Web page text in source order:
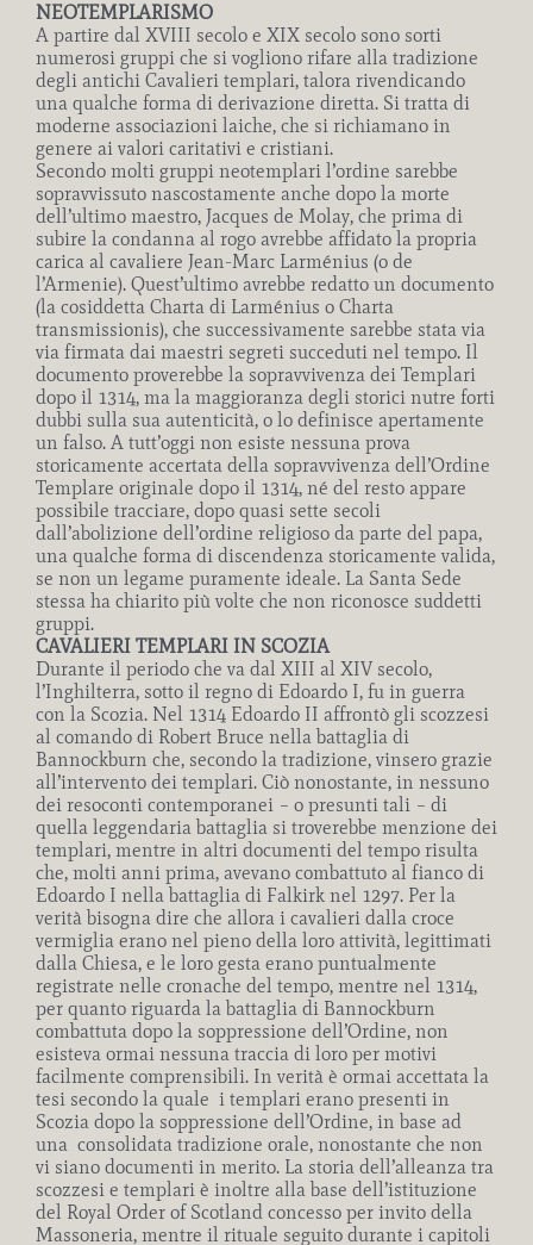
NEOTEMPLARISMO
A partire dal XVIII secolo e XIX secolo sono sorti
numerosi gruppi che si vogliono rifare alla tradizione
degli antichi Cavalieri templari, talora rivendicando
una qualche forma di derivazione diretta. Si tratta di
moderne associazioni laiche, che si richiamano in
genere ai valori caritativi e cristiani.
Secondo molti gruppi neotemplari l’ordine sarebbe
sopravvissuto nascostamente anche dopo la morte
dell’ultimo maestro, Jacques de Molay, che prima di
subire la condanna al rogo avrebbe affidato la propria
carica al cavaliere Jean-Marc Larménius (o de
l’Armenie). Quest’ultimo avrebbe redatto un documento
(la cosiddetta Charta di Larménius o Charta
transmissionis), che successivamente sarebbe stata via
via firmata dai maestri segreti succeduti nel tempo. Il
documento proverebbe la sopravvivenza dei Templari
dopo il 1314, ma la maggioranza degli storici nutre forti
dubbi sulla sua autenticità, o lo definisce apertamente
un falso. A tutt’oggi non esiste nessuna prova
storicamente accertata della sopravvivenza dell’Ordine
Templare originale dopo il 1314, né del resto appare
possibile tracciare, dopo quasi sette secoli
dall’abolizione dell’ordine religioso da parte del papa,
una qualche forma di discendenza storicamente valida,
se non un legame puramente ideale. La Santa Sede
stessa ha chiarito più volte che non riconosce suddetti
gruppi.
CAVALIERI TEMPLARI IN SCOZIA
Durante il periodo che va dal XIII al XIV secolo,
l’Inghilterra, sotto il regno di Edoardo I, fu in guerra
con la Scozia. Nel 1314 Edoardo II affrontò gli scozzesi
al comando di Robert Bruce nella battaglia di
Bannockburn che, secondo la tradizione, vinsero grazie
all’intervento dei templari. Ciò nonostante, in nessuno
dei resoconti contemporanei – o presunti tali – di
quella leggendaria battaglia si troverebbe menzione dei
templari, mentre in altri documenti del tempo risulta
che, molti anni prima, avevano combattuto al fianco di
Edoardo I nella battaglia di Falkirk nel 1297. Per la
verità bisogna dire che allora i cavalieri dalla croce
vermiglia erano nel pieno della loro attività, legittimati
dalla Chiesa, e le loro gesta erano puntualmente
registrate nelle cronache del tempo, mentre nel 1314,
per quanto riguarda la battaglia di Bannockburn
combattuta dopo la soppressione dell’Ordine, non
esisteva ormai nessuna traccia di loro per motivi
facilmente comprensibili. In verità è ormai accettata la
tesi secondo la quale i templari erano presenti in
Scozia dopo la soppressione dell’Ordine, in base ad
una consolidata tradizione orale, nonostante che non
vi siano documenti in merito. La storia dell’alleanza tra
scozzesi e templari è inoltre alla base dell’istituzione
del Royal Order of Scotland concesso per invito della
Massoneria, mentre il rituale seguito durante i capitoli